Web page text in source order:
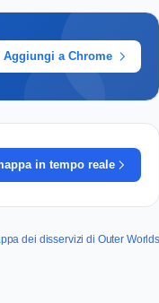
Aggiungi a Chrome
in tempo reale
dei disservizi di Outer Worlds